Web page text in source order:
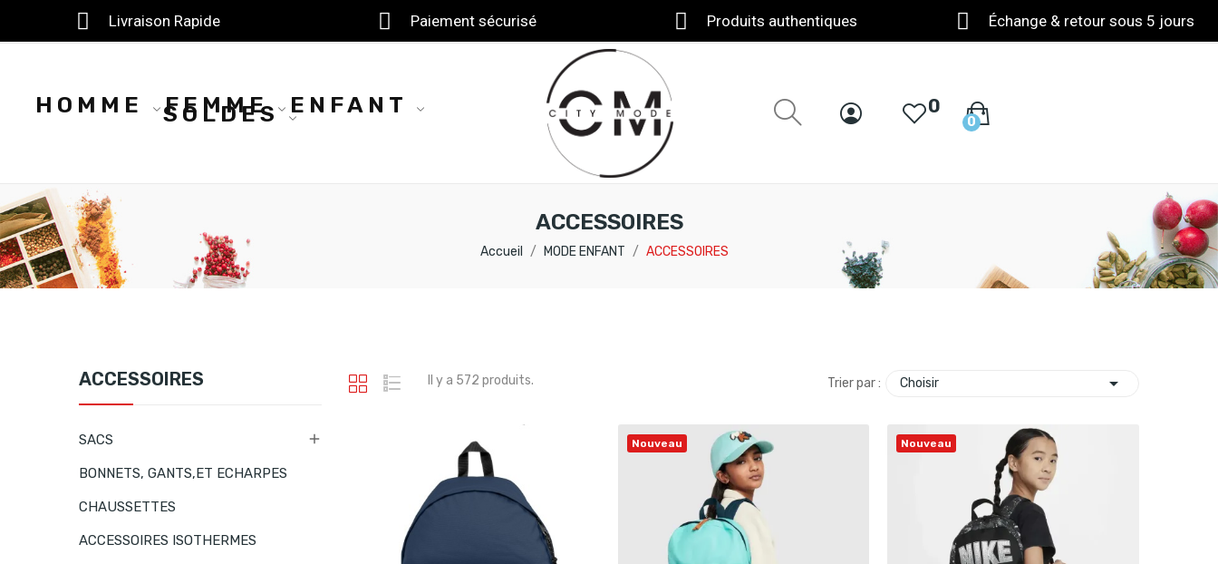
Livraison Rapide Paiement sécurisé Produits authentiques Échange & retour sous 5 jours
HOMME FEMME ENFANT
SOLDES 0
0
ACCESSOIRES
Accueil MODE ENFANT ACCESSOIRES
ACCESSOIRES
SACS 
BONNETS, GANTS,ET ECHARPES
CHAUSSETTES
ACCESSOIRES ISOTHERMES
Il y a 572 produits. Trier par : Choisir 
Nouveau Nouveau